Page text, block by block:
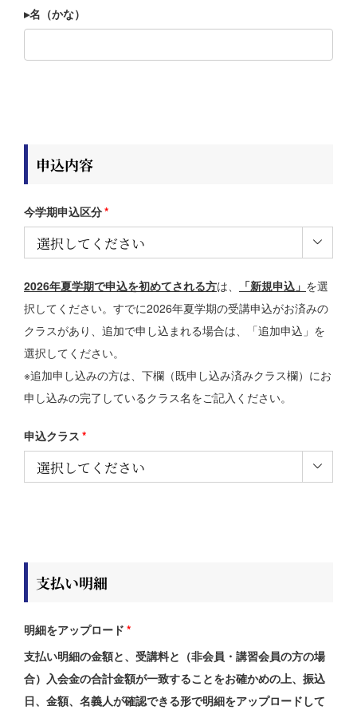
▸名（かな）
申込内容
今学期申込区分*

2026年夏学期で申込を初めてされる方は、 「新規申込」 を選
択してください。すでに2026年夏学期の受講申込がお済みの
クラスがあり、追加で申し込まれる場合は、「追加申込」を
選択してください。
※追加申し込みの方は、下欄（既申し込み済みクラス欄）にお
申し込みの完了しているクラス名をご記入ください。
申込クラス *

支払い明細
明細をアップロード *
支払い明細の金額と、受講料と（非会員・講習会員の方の場
合）入会金の合計金額が一致することをお確かめの上、振込
日、金額、名義人が確認できる形で明細をアップロードして